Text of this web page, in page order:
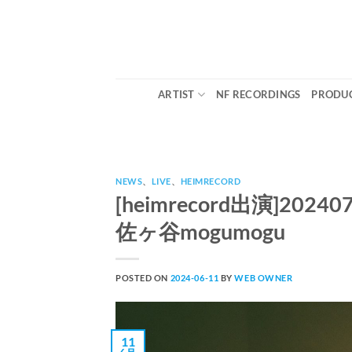
ARTIST NF RECORDINGS
NEWS、 LIVE、 HEIMRECORD
[heimrecord出演
佐ヶ谷mogumogu
POSTED ON 2024-06-11 BYWEB OWNER
11